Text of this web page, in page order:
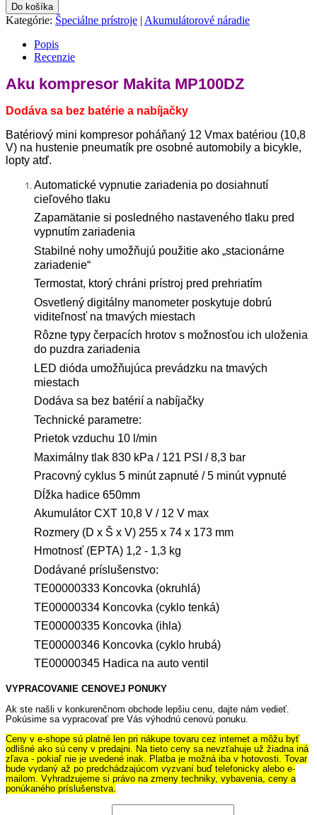
Do košíka
Kategórie: Špeciálne prístroje | Akumulátorové náradie
Popis
Recenzie
Aku kompresor Makita MP100DZ
Dodáva sa bez batérie a nabíjačky
Batériový mini kompresor poháňaný 12 Vmax batériou (10,8
V) na hustenie pneumatík pre osobné automobily a bicykle,
lopty atď.
Automatické vypnutie zariadenia po dosiahnutí
cieľového tlaku
Zapamätanie si posledného nastaveného tlaku pred
vypnutím zariadenia
Stabilné nohy umožňujú použitie ako „stacionárne
zariadenie“
Termostat, ktorý chráni prístroj pred prehriatím
Osvetlený digitálny manometer poskytuje dobrú
viditeľnosť na tmavých miestach
Rôzne typy čerpacích hrotov s možnosťou ich uloženia
do puzdra zariadenia
LED dióda umožňujúca prevádzku na tmavých
miestach
Dodáva sa bez batérií a nabíjačky
Technické parametre:
Prietok vzduchu 10 l/min
Maximálny tlak 830 kPa / 121 PSI / 8,3 bar
Pracovný cyklus 5 minút zapnuté / 5 minút vypnuté
Dĺžka hadice 650mm
Akumulátor CXT 10,8 V / 12 V max
Rozmery (D x Š x V) 255 x 74 x 173 mm
Hmotnosť (EPTA) 1,2 - 1,3 kg
Dodávané príslušenstvo:
TE00000333 Koncovka (okruhlá)
TE00000334 Koncovka (cyklo tenká)
TE00000335 Koncovka (ihla)
TE00000346 Koncovka (cyklo hrubá)
TE00000345 Hadica na auto ventil
VYPRACOVANIE CENOVEJ PONUKY
Ak ste našli v konkurenčnom obchode lepšiu cenu, dajte nám vedieť.
Pokúsime sa vypracovať pre Vás výhodnú cenovú ponuku.
Ceny v e-shope sú platné len pri nákupe tovaru cez internet a môžu byť
odlišné ako sú ceny v predajni. Na tieto ceny sa nevzťahuje už žiadna iná
zľava - pokiaľ nie je uvedené inak. Platba je možná iba v hotovosti. Tovar
bude vydaný až po predchádzajúcom vyzvaní buď telefonicky alebo e-
mailom. Vyhradzujeme si právo na zmeny techniky, vybavenia, ceny a
ponúkaného príslušenstva.